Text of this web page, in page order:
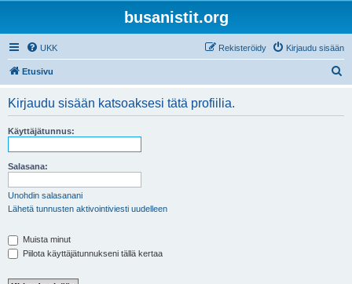
busanistit.org
UKK Kirjaudu sisään
Rekisteröidy
Etusivu
Kirjaudu sisään katsoaksesi tätä profiilia.
Käyttäjätunnus:
Salasana:
Unohdin salasanani
Lähetä tunnusten aktivointiviesti uudelleen
Muista minut
Piilota käyttäjätunnukseni tällä kertaa